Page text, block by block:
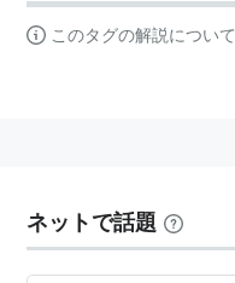
このタグの解説について
ネットで話題